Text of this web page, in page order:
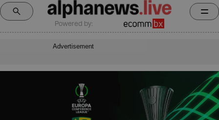
Powered by:
Advertisement